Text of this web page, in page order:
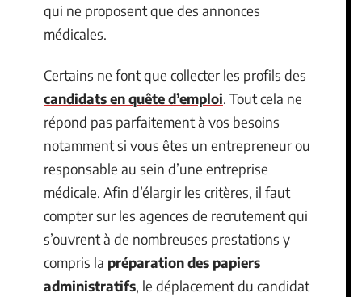
qui ne proposent que des annonces
médicales.
Certains ne font que collecter les profils des
candidats en quête d’emploi. Tout cela ne
répond pas parfaitement à vos besoins
notamment si vous êtes un entrepreneur ou
responsable au sein d’une entreprise
médicale. Afin d’élargir les critères, il faut
compter sur les agences de recrutement qui
s’ouvrent à de nombreuses prestations y
compris la préparation des papiers
administratifs, le déplacement du candidat